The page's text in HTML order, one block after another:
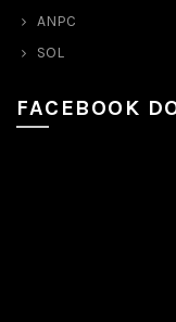
ANPC
SOL
FACEBOOK